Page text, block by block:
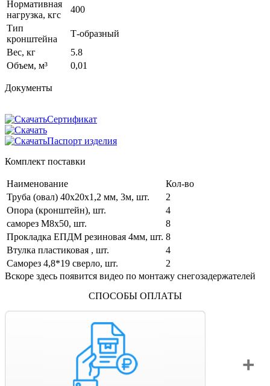
Нормативная
нагрузка, кгс
400
Тип
кронштейна
Т-образный
Вес, кг
5.8
Объем, м³
0,01
Документы
Сертификат
Паспорт изделия
Комплект поставки
Наименование
Кол-во
Труба (овал) 40х20х1,2 мм, 3м, шт.
2
Опора (кронштейн), шт.
4
саморез М8х50, шт.
8
Прокладка ЕПДМ резиновая 4мм, шт. 8
Втулка пластиковая , шт.
4
Саморез 4,8*19 сверло, шт.
2
Вскоре здесь появится видео по монтажу снегозадержателей
СПОСОБЫ ОПЛАТЫ